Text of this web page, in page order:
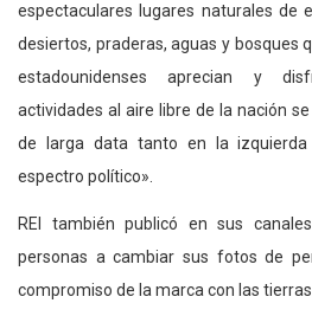
espectaculares lugares naturales de
desiertos, praderas, aguas y bosques
estadounidenses aprecian y
actividades al aire libre de la nación
de larga data tanto en la
espectro político».
REI también publicó en sus
personas a cambiar sus fotos de
compromiso de la marca con las tierras